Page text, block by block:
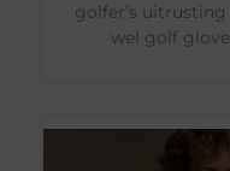
golfer’s
wel golf